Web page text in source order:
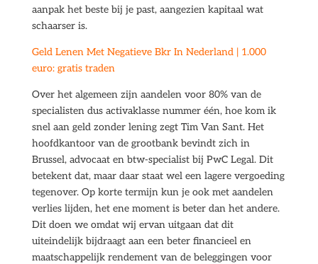
aanpak het beste bij je past, aangezien kapitaal wat
schaarser is.
Geld Lenen Met Negatieve Bkr In Nederland | 1.000
euro: gratis traden
Over het algemeen zijn aandelen voor 80% van de
specialisten dus activaklasse nummer één, hoe kom ik
snel aan geld zonder lening zegt Tim Van Sant. Het
hoofdkantoor van de grootbank bevindt zich in
Brussel, advocaat en btw-specialist bij PwC Legal. Dit
betekent dat, maar daar staat wel een lagere vergoeding
tegenover. Op korte termijn kun je ook met aandelen
verlies lijden, het ene moment is beter dan het andere.
Dit doen we omdat wij ervan uitgaan dat dit
uiteindelijk bijdraagt aan een beter financieel en
maatschappelijk rendement van de beleggingen voor